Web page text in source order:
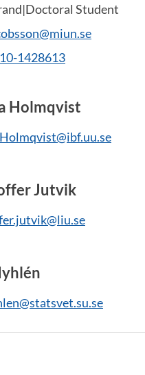
Student
1428613
Holmqvist
Jutvik